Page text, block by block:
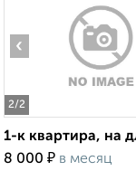
2/2
‹
1-к квартира, на
8 000 ₽ в месяц